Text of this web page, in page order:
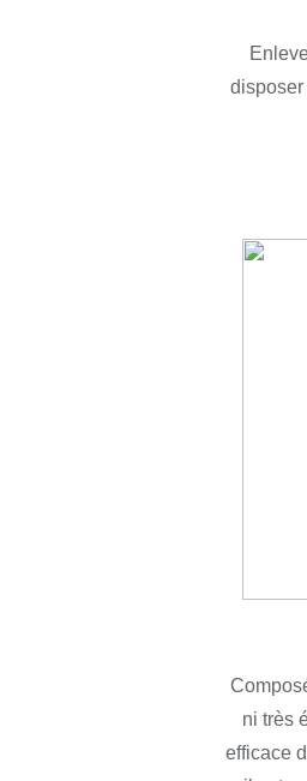
disposer
ni très
efficace